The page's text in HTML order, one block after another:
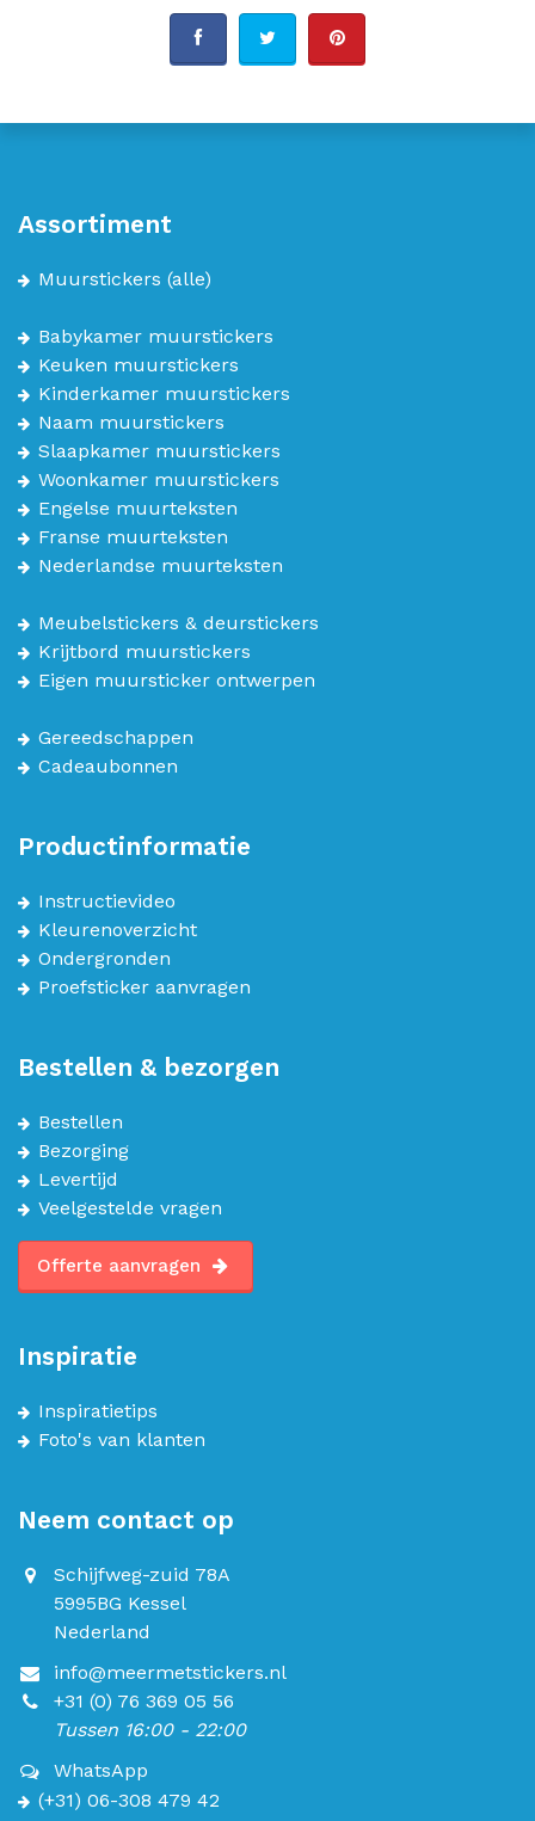
Assortiment
Muurstickers (alle)
Babykamer muurstickers
Keuken muurstickers
Kinderkamer muurstickers
Naam muurstickers
Slaapkamer muurstickers
Woonkamer muurstickers
Engelse muurteksten
Franse muurteksten
Nederlandse muurteksten
Meubelstickers & deurstickers
Krijtbord muurstickers
Eigen muursticker ontwerpen
Gereedschappen
Cadeaubonnen
Productinformatie
Instructievideo
Kleurenoverzicht
Ondergronden
Proefsticker aanvragen
Bestellen & bezorgen
Bestellen
Bezorging
Levertijd
Veelgestelde vragen
Offerte aanvragen
Inspiratie
Inspiratietips
Foto's van klanten
Neem contact op
Schijfweg-zuid 78A
5995BG Kessel
Nederland
info@meermetstickers.nl
+31 (0) 76 369 05 56
Tussen 16:00 - 22:00
WhatsApp
(+31) 06-308 479 42